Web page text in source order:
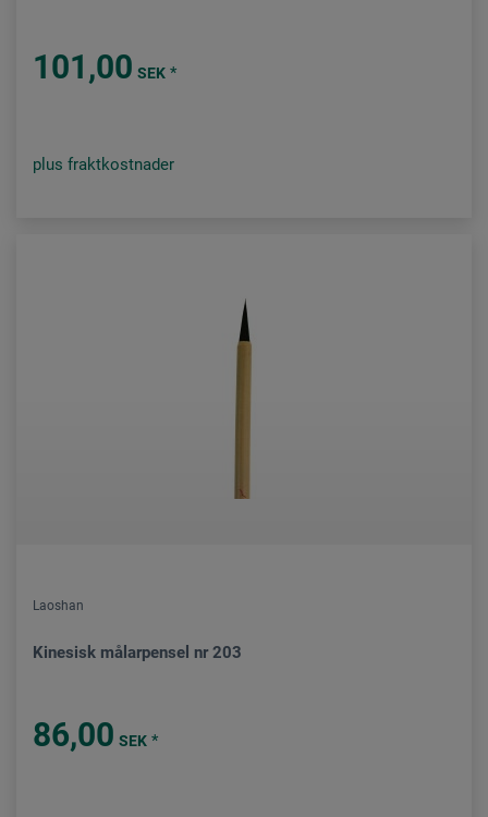
101,00 SEK *
plus fraktkostnader
Laoshan
Kinesisk målarpensel nr 203
86,00 SEK *